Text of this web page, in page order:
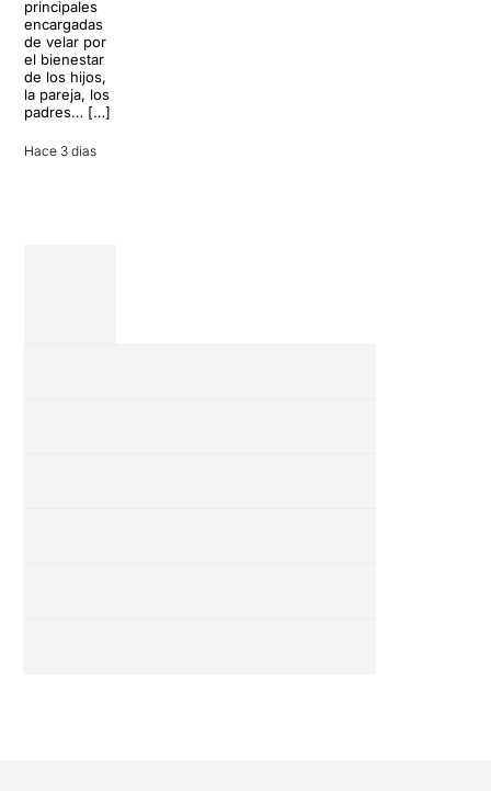
principales
encargadas
de velar por
el bienestar
de los hijos,
la pareja, los
padres… […]
Hace 3 dias